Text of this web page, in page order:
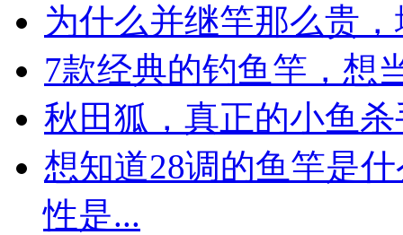
为什么并继竿那么贵
7款经典的钓鱼竿，想
秋田狐，真正的小鱼
想知道28调的鱼竿是
性是...